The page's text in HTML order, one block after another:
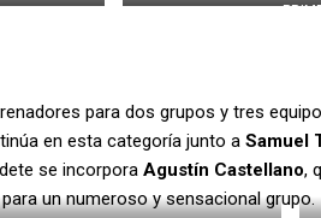
para dos grupos y tres
en esta categoría junto a Samuel
se incorpora Agustín Castellano,
un numeroso y sensacional grupo.